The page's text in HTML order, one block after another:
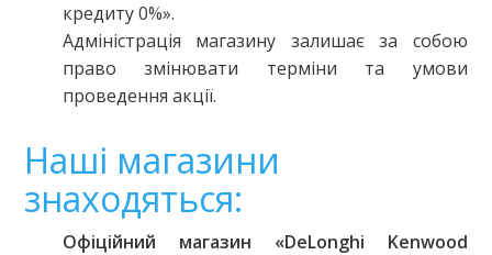
кредиту 0%».
Адміністрація магазину залишає за собою
право змінювати терміни та умови
проведення акції.
Наші магазини
знаходяться:
Офіційний магазин «DeLonghi Kenwood